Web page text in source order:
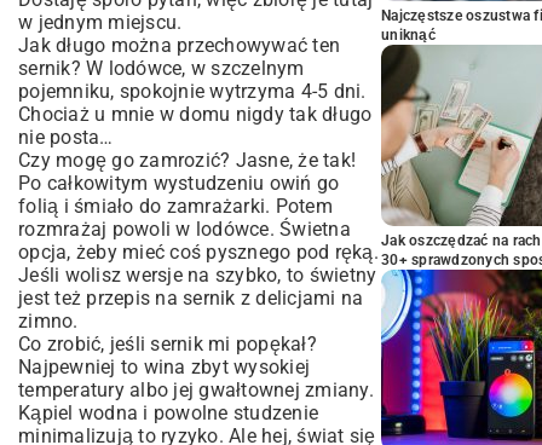
w jednym miejscu.
Jak długo można przechowywać ten
sernik? W lodówce, w szczelnym
pojemniku, spokojnie wytrzyma 4-5 dni.
Chociaż u mnie w domu nigdy tak długo
nie posta…
Czy mogę go zamrozić? Jasne, że tak!
Po całkowitym wystudzeniu owiń go
folią i śmiało do zamrażarki. Potem
rozmrażaj powoli w lodówce. Świetna
opcja, żeby mieć coś pysznego pod ręką.
Jeśli wolisz wersje na szybko, to świetny
jest też przepis na sernik z delicjami na
zimno.
Co zrobić, jeśli sernik mi popękał?
Najpewniej to wina zbyt wysokiej
temperatury albo jej gwałtownej zmiany.
Kąpiel wodna i powolne studzenie
minimalizują to ryzyko. Ale hej, świat się
Najczęstsze oszustwa
uniknąć
Jak oszczędzać na
30+ sprawdzonych